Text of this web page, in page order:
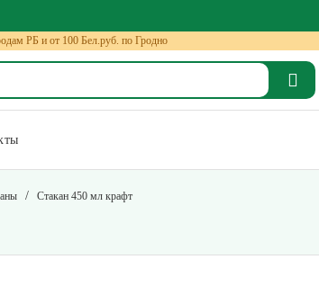
РБ и от 100 Бел.руб. по Гродно
/ Стакан 450 мл крафт